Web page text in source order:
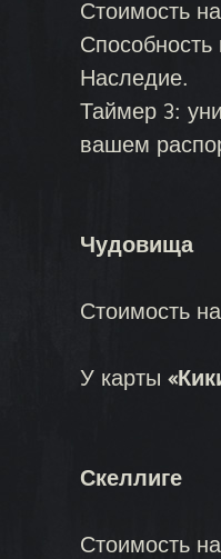
Стоимость
Способность
Наследие.
Таймер 3:
вашем
Чудовища
Стоимость
У карты
Скеллиге
Стоимость